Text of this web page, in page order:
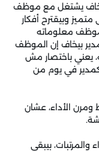
يشتغل مع موظف
وبيقترح أفكار
معلوماته
بيخاف إن الموظف
يعني باختصار مش
في يوم من
الأداء، عشان
والمرتبات، بيبقى